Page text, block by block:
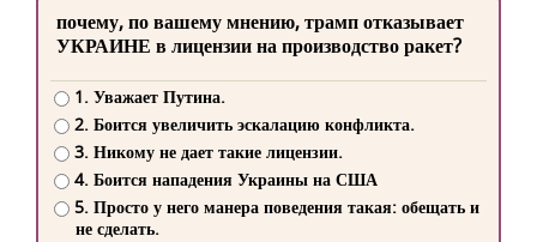
почему, по вашему мнению, трамп отказывает
УКРАИНЕ в лицензии на производство ракет?
1. Уважает Путина.
2. Боится увеличить эскалацию конфликта.
3. Никому не дает такие лицензии.
4. Боится нападения Украины на США
5. Просто у него манера поведения такая: обещать и
не сделать.